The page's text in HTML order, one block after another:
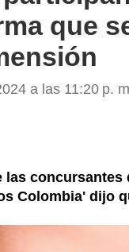
que
a las 11:20 p.
esta noticia
las concursantes
Colombia' dijo